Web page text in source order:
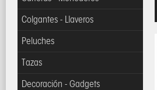
Colgantes - Llaveros
Peluches
Tazas
Decoración - Gadgets